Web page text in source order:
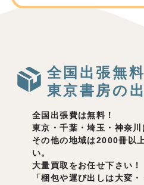
全国出張無料
東京書房の
全国出張費は無料！
東京・千葉・埼玉・神奈川
その他の地域は2000冊以
い。
大量買取をお任せ下さい！
「梱包や運び出しは大変